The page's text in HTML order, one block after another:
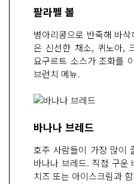
팔라펠 볼
병아리콩으로 반죽해 바
은 신선한 채소, 퀴노아,
요구르트 소스가 조화를
브런치 메뉴.
바나나 브레드
호주 사람들이 가장 많이
바나나 브레드. 직접 구운
치즈 또는 아이스크림과